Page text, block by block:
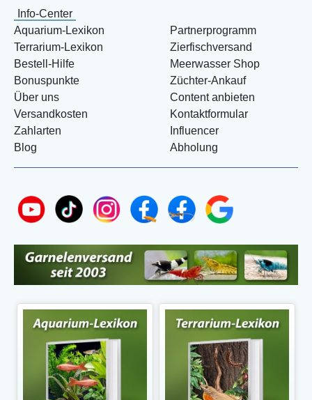
Info-Center
Aquarium-Lexikon
Terrarium-Lexikon
Bestell-Hilfe
Bonuspunkte
Über uns
Versandkosten
Zahlarten
Blog
Partnerprogramm
Zierfischversand
Meerwasser Shop
Züchter-Ankauf
Content anbieten
Kontaktformular
Influencer
Abholung